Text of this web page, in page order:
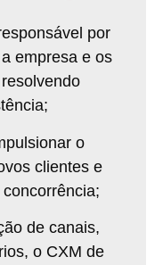
por
empresa e os
;
o
clientes e
;
de canais,
o CXM de